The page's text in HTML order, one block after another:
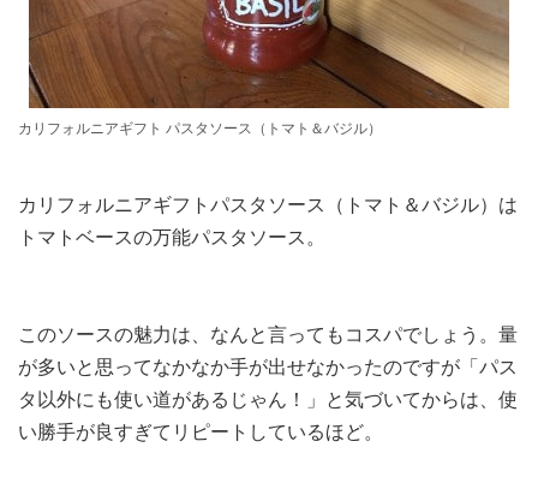
カリフォルニアギフト パスタソース（トマト＆バジル）
カリフォルニアギフトパスタソース（トマト＆バジル）は
トマトベースの万能パスタソース。
このソースの魅力は、なんと言ってもコスパでしょう。量
が多いと思ってなかなか手が出せなかったのですが「パス
タ以外にも使い道があるじゃん！」と気づいてからは、使
い勝手が良すぎてリピートしているほど。